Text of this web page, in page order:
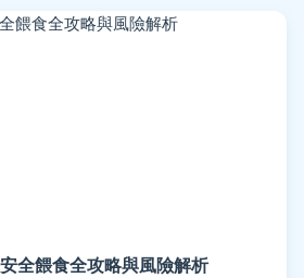
全餵食全攻略與風險解析